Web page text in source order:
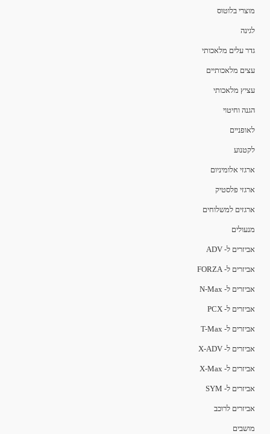
מוצרי בלוטוס
לגינה
גדר עלים מלאכותי
עצים מלאכותיים
עציץ מלאכותי
הגנה וחיטוי
לאופניים
לקטנוע
ארגזי אלומיניום
ארגזי פלסטיק
ארגזים למשלוחים
מנעולים
אביזרים ל- ADV
אביזרים ל- FORZA
אביזרים ל- N-Max
אביזרים ל- PCX
אביזרים ל- T-Max
אביזרים ל- X-ADV
אביזרים ל- X-Max
אביזרים ל- SYM
אביזרים לרוכב
מושבים